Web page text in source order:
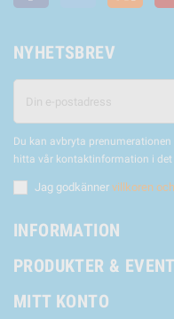
NYHETSBREV
Du kan avbryta
hitta vår kontaktinformation i
Jag godkänner villkoren
INFORMATION
PRODUKTER &
MITT KONTO